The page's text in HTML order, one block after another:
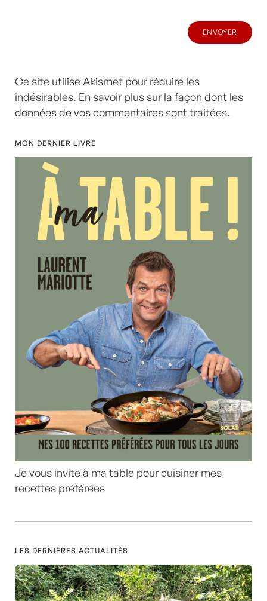
Ce site utilise Akismet pour réduire les
indésirables. En savoir plus sur la façon dont les
données de vos commentaires sont traitées.
MON DERNIER LIVRE
Je vous invite à ma table pour cuisiner mes
recettes préférées
LES DERNIÈRES ACTUALITÉS